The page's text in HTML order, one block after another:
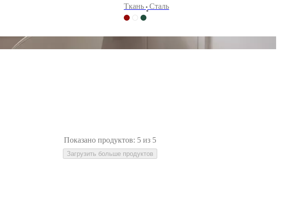
Tкань
•
Сталь
Показано продуктов: 5 из 5
Загрузить больше продуктов